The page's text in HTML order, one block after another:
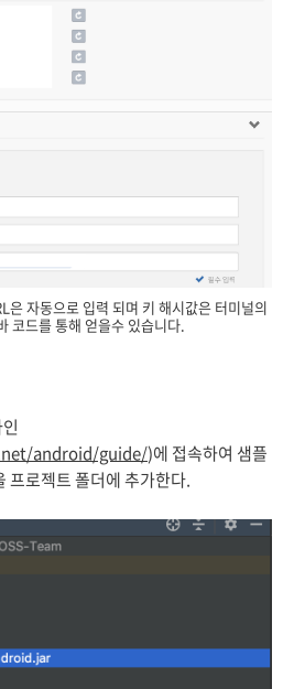
은 자동으로 입력 되며 키 해시값은 터미널의
코드를 통해 얻을수 있습니다.
android/guide/)에 접속하여 샘플
프로젝트 폴더에 추가한다.